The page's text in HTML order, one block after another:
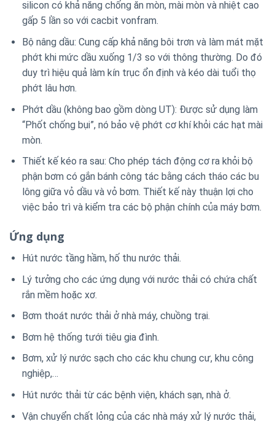
silicon có khả năng chống ăn mòn, mài mòn và nhiệt cao
gấp 5 lần so với cacbit vonfram.
Bộ nâng dầu: Cung cấp khả năng bôi trơn và làm mát mặt
phớt khi mức dầu xuống 1/3 so với thông thường. Do đó
duy trì hiệu quả làm kín trục ổn định và kéo dài tuổi thọ
phớt lâu hơn.
Phớt dầu (không bao gồm dòng UT): Được sử dụng làm
“Phốt chống bụi”, nó bảo vệ phớt cơ khí khỏi các hạt mài
mòn.
Thiết kế kéo ra sau: Cho phép tách động cơ ra khỏi bộ
phận bơm có gắn bánh công tác bằng cách tháo các bu
lông giữa vỏ dầu và vỏ bơm. Thiết kế này thuận lợi cho
việc bảo trì và kiểm tra các bộ phận chính của máy bơm.
Ứng dụng
Hút nước tầng hầm, hố thu nước thải.
Lý tưởng cho các ứng dụng với nước thải có chứa chất
rắn mềm hoặc xơ.
Bơm thoát nước thải ở nhà máy, chuồng trại.
Bơm hệ thống tưới tiêu gia đình.
Bơm, xử lý nước sạch cho các khu chung cư, khu công
nghiệp,…
Hút nước thải từ các bệnh viện, khách sạn, nhà ở.
Vận chuyển chất lỏng của các nhà máy xử lý nước thải,